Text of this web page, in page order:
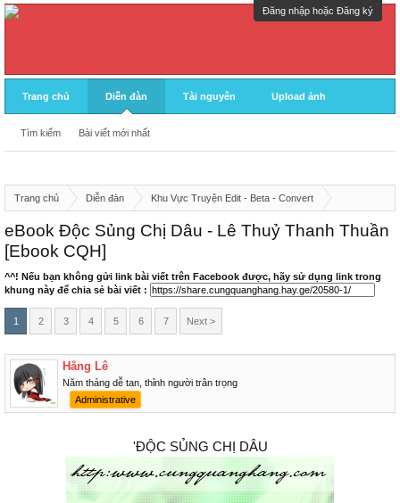
Đăng nhập hoặc Đăng ký
Trang chủ Diễn đàn
Tìm kiếm Bài viết mới nhất
Tài nguyên Upload ảnh
Trang chủ Diễn đàn Khu Vực Truyện Edit - Beta - Convert
eBook Cung Quảng Hằng
eBook Độc Sủng Chị Dâu - Lê Thuỷ Thanh Thuần
[Ebook CQH]
^^! Nếu bạn không gửi link bài viết trên Facebook được, hãy sử dụng link trong
khung này để chia sẻ bài viết :
1 2 3 4 5 6 7 Next >
Hằng Lê
Năm tháng dễ tan, thỉnh người trân trọng
Administrative
'ĐỘC SỦNG CHỊ DÂU